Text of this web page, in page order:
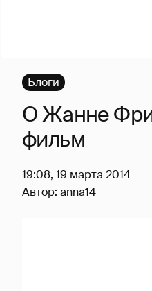
Блоги
О Жанне
фильм
19:08, 19 марта 2014
Автор: anna14